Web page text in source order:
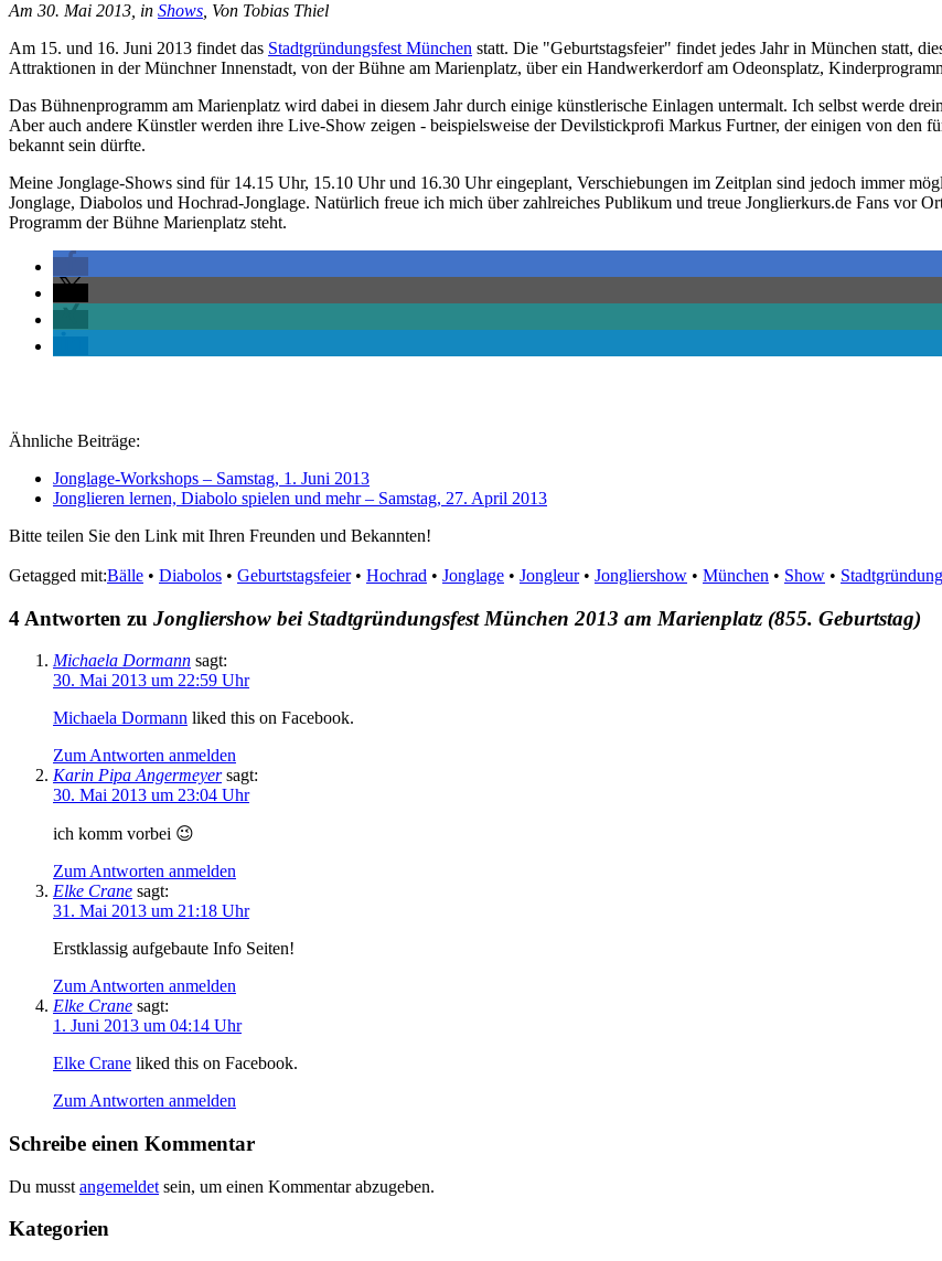
Am 30. Mai 2013, in Shows , Von Tobias Thiel
Am 15. und 16. Juni 2013 findet das Stadtgründungsfest München statt. Die "Geburtstagsfeier" findet jedes Jahr in München statt,
Attraktionen in der Münchner Innenstadt, von der Bühne am Marienplatz, über ein Handwerkerdorf am Odeonsplatz,
Das Bühnenprogramm am Marienplatz wird dabei in diesem Jahr durch einige künstlerische Einlagen untermalt. Ich selbst werde
Aber auch andere Künstler werden ihre Live-Show zeigen - beispielsweise der Devilstickprofi Markus Furtner, der einigen von den
bekannt sein dürfte.
Meine Jonglage-Shows sind für 14.15 Uhr, 15.10 Uhr und 16.30 Uhr eingeplant, Verschiebungen im Zeitplan sind jedoch immer
Jonglage, Diabolos und Hochrad-Jonglage. Natürlich freue ich mich über zahlreiches Publikum und treue Jonglierkurs.de Fans vor
Programm der Bühne Marienplatz steht.
Ähnliche Beiträge:
Jonglage-Workshops – Samstag, 1. Juni 2013
Jonglieren lernen, Diabolo spielen und mehr – Samstag, 27. April 2013
Bitte teilen Sie den Link mit Ihren Freunden und Bekannten!
Getagged mit:Bälle • Diabolos • Geburtstagsfeier• Hochrad • Jonglage • Jongleur• Jongliershow • München • Show •
4 Antworten zu Jongliershow bei Stadtgründungsfest München 2013 am Marienplatz (855. Geburtstag)
Michaela Dormann sagt:
30. Mai 2013 um 22:59 Uhr
Michaela Dormann liked this on Facebook.
Zum Antworten anmelden
Karin Pipa Angermeyer sagt:
30. Mai 2013 um 23:04 Uhr
ich komm vorbei 😉
Zum Antworten anmelden
Elke Crane sagt:
31. Mai 2013 um 21:18 Uhr
Erstklassig aufgebaute Info Seiten!
Zum Antworten anmelden
Elke Crane sagt:
1. Juni 2013 um 04:14 Uhr
Elke Crane liked this on Facebook.
Zum Antworten anmelden
Schreibe einen Kommentar
Du musst angemeldet sein, um einen Kommentar abzugeben.
Kategorien